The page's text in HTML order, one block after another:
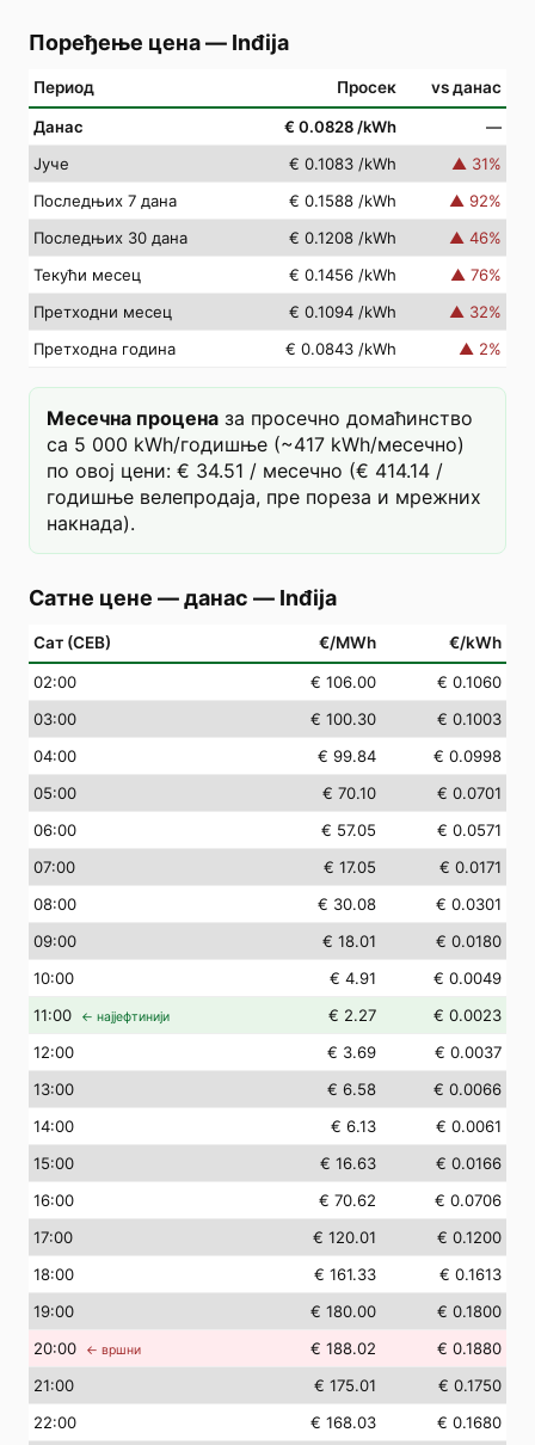
Поређење цена— Inđija
Период Просек vs данас
Данас € 0.0828 /kWh
—
Јуче
€ 0.1083 /kWh ▲ 31%
Последњих 7 дана
€ 0.1588 /kWh ▲ 92%
Последњих 30 дана
€ 0.1208 /kWh ▲ 46%
Текући месец
€ 0.1456 /kWh ▲ 76%
Претходни месец
€ 0.1094 /kWh ▲ 32%
Претходна година
€ 0.0843 /kWh ▲ 2%
Месечна процена за просечно домаћинство
са 5 000 kWh/годишње (~417 kWh/месечно)
по овој цени: € 34.51 / месечно (€ 414.14 /
годишње велепродаја, пре пореза и мрежних
накнада).
Сатне цене — данас — Inđija
Сат (СЕВ) €/MWh €/kWh
02:00 € 106.00
€ 0.1060
03:00 € 100.30
€ 0.1003
04:00 € 99.84
€ 0.0998
05:00 € 70.10
€ 0.0701
06:00 € 57.05
€ 0.0571
07:00 € 17.05
€ 0.0171
08:00 € 30.08
€ 0.0301
09:00 € 18.01
€ 0.0180
10:00 € 4.91
€ 0.0049
11:00 ← најјефтинији € 2.27
€ 0.0023
12:00 € 3.69
€ 0.0037
13:00 € 6.58
€ 0.0066
14:00 € 6.13
€ 0.0061
15:00 € 16.63
€ 0.0166
16:00 € 70.62
€ 0.0706
17:00 € 120.01
€ 0.1200
18:00 € 161.33
€ 0.1613
19:00 € 180.00
€ 0.1800
20:00 ← вршни € 188.02
€ 0.1880
21:00 € 175.01
€ 0.1750
22:00 € 168.03
€ 0.1680